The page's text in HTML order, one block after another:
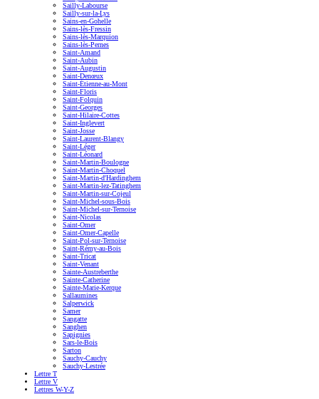
Sailly-Labourse
Sailly-sur-la-Lys
Sains-en-Gohelle
Sains-lès-Fressin
Sains-lès-Marquion
Sains-lès-Pernes
Saint-Amand
Saint-Aubin
Saint-Augustin
Saint-Denœux
Saint-Étienne-au-Mont
Saint-Floris
Saint-Folquin
Saint-Georges
Saint-Hilaire-Cottes
Saint-Inglevert
Saint-Josse
Saint-Laurent-Blangy
Saint-Léger
Saint-Léonard
Saint-Martin-Boulogne
Saint-Martin-Choquel
Saint-Martin-d'Hardinghem
Saint-Martin-lez-Tatinghem
Saint-Martin-sur-Cojeul
Saint-Michel-sous-Bois
Saint-Michel-sur-Ternoise
Saint-Nicolas
Saint-Omer
Saint-Omer-Capelle
Saint-Pol-sur-Ternoise
Saint-Rémy-au-Bois
Saint-Tricat
Saint-Venant
Sainte-Austreberthe
Sainte-Catherine
Sainte-Marie-Kerque
Sallaumines
Salperwick
Samer
Sangatte
Sanghen
Sapignies
Sars-le-Bois
Sarton
Sauchy-Cauchy
Sauchy-Lestrée
Lettre T
Lettre V
Lettres W-Y-Z